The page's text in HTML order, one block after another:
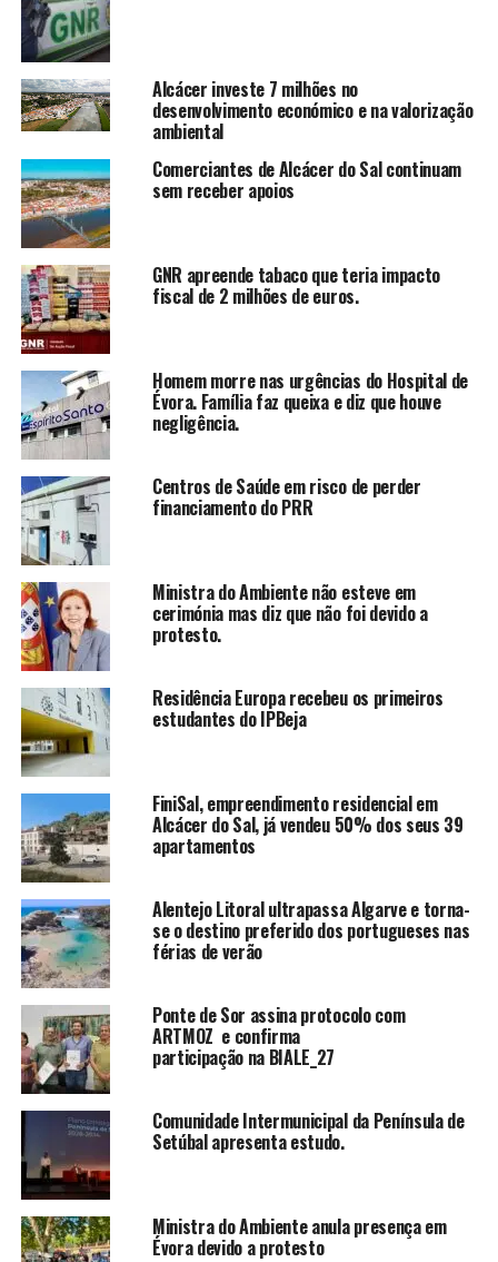
Alcácer investe 7 milhões no
desenvolvimento económico e na valorização
ambiental
Comerciantes de Alcácer do Sal continuam
sem receber apoios
GNR apreende tabaco que teria impacto
fiscal de 2 milhões de euros.
Homem morre nas urgências do Hospital de
Évora. Família faz queixa e diz que houve
negligência.
Centros de Saúde em risco de perder
financiamento do PRR
Ministra do Ambiente não esteve em
cerimónia mas diz que não foi devido a
protesto.
Residência Europa recebeu os primeiros
estudantes do IPBeja
FiniSal, empreendimento residencial em
Alcácer do Sal, já vendeu 50% dos seus 39
apartamentos
Alentejo Litoral ultrapassa Algarve e torna-
se o destino preferido dos portugueses nas
férias de verão
Ponte de Sor assina protocolo com
ARTMOZ e confirma
participação na BIALE_27
Comunidade Intermunicipal da Península de
Setúbal apresenta estudo.
Ministra do Ambiente anula presença em
Évora devido a protesto